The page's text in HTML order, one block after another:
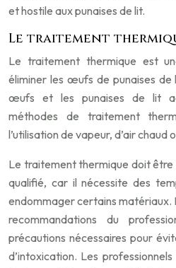
et hostile aux punaises de lit.
Le traitement
Le traitement thermique est
éliminer les œufs de punaises
œufs et les punaises de lit
méthodes de traitement
l’utilisation de vapeur, d’air chaud
Le traitement thermique doit être
qualifié, car il nécessite des
endommager certains matériaux.
recommandations du
précautions nécessaires pour
d’intoxication. Les